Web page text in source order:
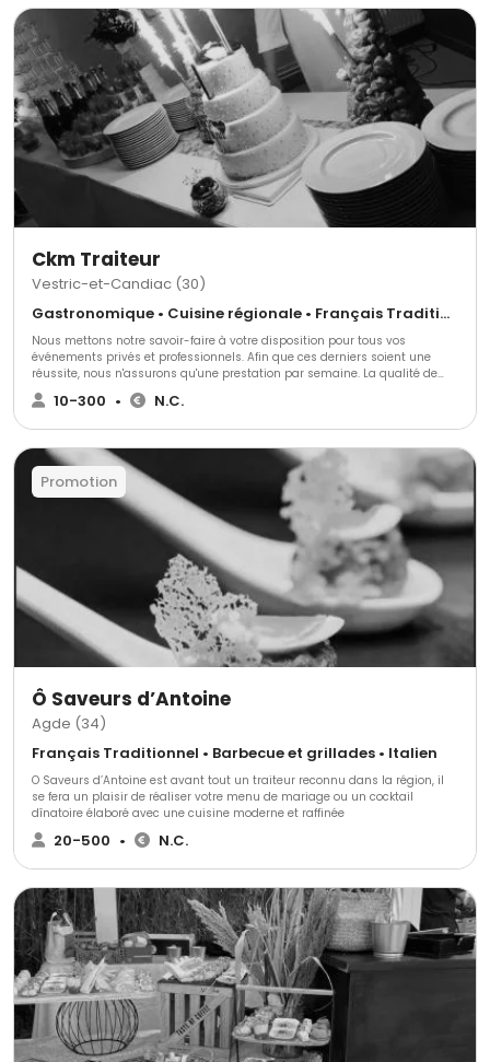
Ckm Traiteur
Vestric-et-Candiac (30)
Gastronomique • Cuisine régionale • Français Traditionnel
Nous mettons notre savoir-faire à votre disposition pour tous vos
événements privés et professionnels. Afin que ces derniers soient une
réussite, nous n'assurons qu'une prestation par semaine. La qualité de
service est notre matrice et vous ne pourrez pas être déçu !
10-300 • N.C.
Promotion
Ô Saveurs d’Antoine
Agde (34)
Français Traditionnel • Barbecue et grillades • Italien
O Saveurs d’Antoine est avant tout un traiteur reconnu dans la région, il
se fera un plaisir de réaliser votre menu de mariage ou un cocktail
dînatoire élaboré avec une cuisine moderne et raffinée
20-500 • N.C.